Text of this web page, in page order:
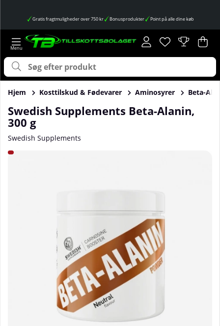
Gratis fragtmuligheder over 750 kr Bonusprodukter Point på alle dine køb
Ønskeliste
Antal på
. .
Hjem Kosttilskud & Fødevarer Aminosyrer Beta-
Swedish Supplements Beta-Alanin,
300 g
Swedish Supplements
Produktbilleder Swedish Supplements Beta-Alanin, 300 g